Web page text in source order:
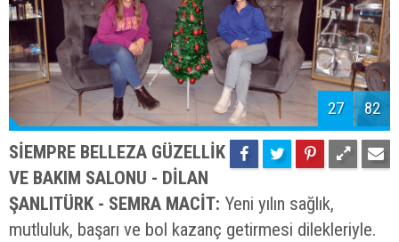
27 82
SİEMPRE BELLEZA GÜZELLİK
VE BAKIM SALONU - DİLAN
ŞANLITÜRK - SEMRA MACİT: Yeni yılın sağlık,
mutluluk, başarı ve bol kazanç getirmesi dilekleriyle.